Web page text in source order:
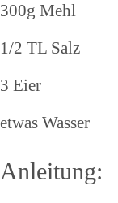
300g Mehl
1/2 TL Salz
3 Eier
etwas Wasser
Anleitung: